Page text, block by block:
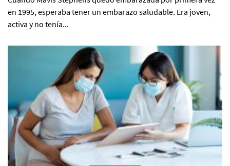
en 1995, esperaba tener un embarazo saludable. Era joven,
activa y no tenía...